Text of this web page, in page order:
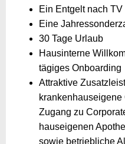
Ein Entgelt nach TV
Eine
30 Tage Urlaub
Hausinterne
tägiges Onboarding
Attraktive
krankenhauseigene
Zugang zu
hauseigenen
sowie betriebliche